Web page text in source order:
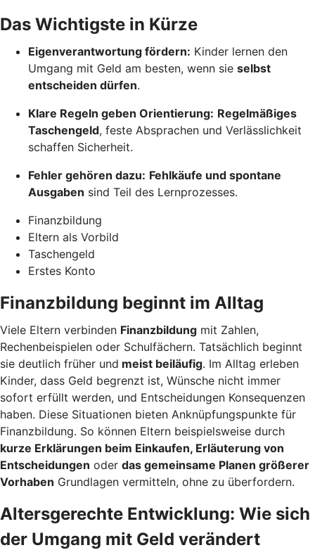
Das Wichtigste in Kürze
Eigenverantwortung fördern: Kinder lernen den
Umgang mit Geld am besten, wenn sie selbst
entscheiden dürfen.
Klare Regeln geben Orientierung: Regelmäßiges
Taschengeld, feste Absprachen und Verlässlichkeit
schaffen Sicherheit.
Fehler gehören dazu: Fehlkäufe und spontane
Ausgaben sind Teil des Lernprozesses.
Finanzbildung
Eltern als Vorbild
Taschengeld
Erstes Konto
Finanzbildung beginnt im Alltag
Viele Eltern verbinden Finanzbildung mit Zahlen,
Rechenbeispielen oder Schulfächern. Tatsächlich beginnt
sie deutlich früher und meist beiläufig. Im Alltag erleben
Kinder, dass Geld begrenzt ist, Wünsche nicht immer
sofort erfüllt werden, und Entscheidungen Konsequenzen
haben. Diese Situationen bieten Anknüpfungspunkte für
Finanzbildung. So können Eltern beispielsweise durch
kurze Erklärungen beim Einkaufen, Erläuterung von
Entscheidungen oder das gemeinsame Planen größerer
Vorhaben Grundlagen vermitteln, ohne zu überfordern.
Altersgerechte Entwicklung: Wie sich
der Umgang mit Geld verändert